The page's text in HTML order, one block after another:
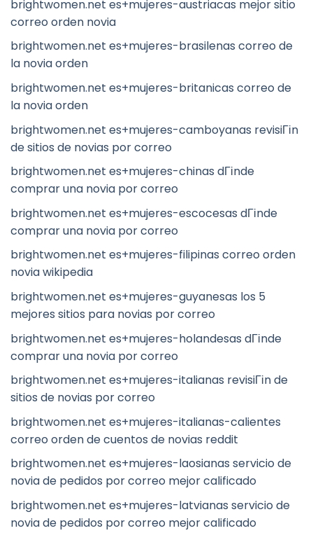
brightwomen.net es+mujeres-austriacas mejor sitio
correo orden novia
brightwomen.net es+mujeres-brasilenas correo de
la novia orden
brightwomen.net es+mujeres-britanicas correo de
la novia orden
brightwomen.net es+mujeres-camboyanas revisiГіn
de sitios de novias por correo
brightwomen.net es+mujeres-chinas dГіnde
comprar una novia por correo
brightwomen.net es+mujeres-escocesas dГіnde
comprar una novia por correo
brightwomen.net es+mujeres-filipinas correo orden
novia wikipedia
brightwomen.net es+mujeres-guyanesas los 5
mejores sitios para novias por correo
brightwomen.net es+mujeres-holandesas dГіnde
comprar una novia por correo
brightwomen.net es+mujeres-italianas revisiГіn de
sitios de novias por correo
brightwomen.net es+mujeres-italianas-calientes
correo orden de cuentos de novias reddit
brightwomen.net es+mujeres-laosianas servicio de
novia de pedidos por correo mejor calificado
brightwomen.net es+mujeres-latvianas servicio de
novia de pedidos por correo mejor calificado